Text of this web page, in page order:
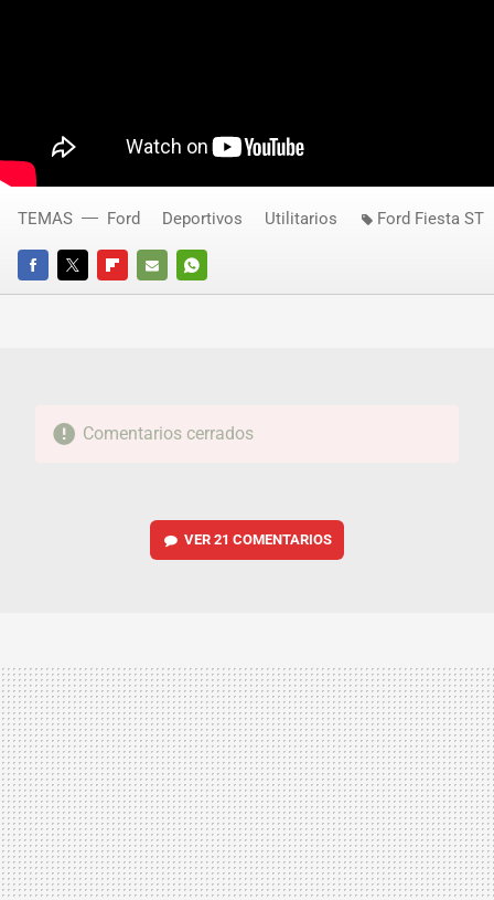
FACEBOOKTWITTERFLIPBOARD
E-
WHATSAPP
TEMAS Ford Deportivos Utilitarios Ford Fiesta ST
Comentarios cerrados
VER 21 COMENTARIOS